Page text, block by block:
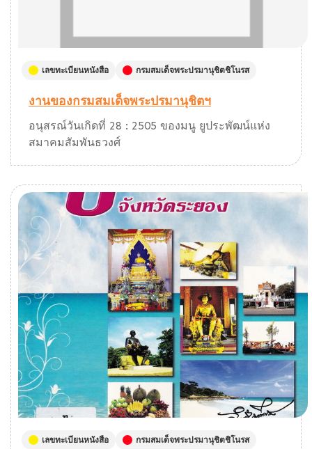
เลขทะเบียนหนังสือ กรมสมเด็จพระปรมานุชิตชิโนรส
งานของกรมสมเด็จพระปรมานุชิตฯ
อนุสรณ์วันเกิดที่ 28 : 2505 ของมนู ยูประพัฒน์แห่ง
สมาคมสัมพันธวงศ์
เลขทะเบียนหนังสือ
กรมสมเด็จพระปรมานุชิตชิโนรส